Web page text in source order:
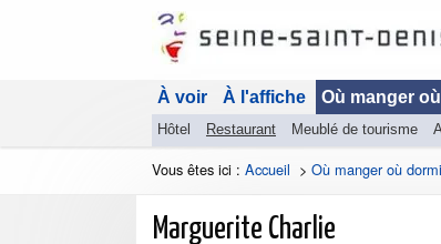
À voir À l'affiche Où manger
Hôtel Restaurant Meublé de tourisme
Vous êtes ici : Accueil > Où manger où
Marguerite Charlie